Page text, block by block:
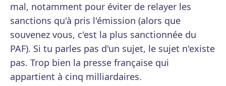
mal, notamment pour éviter de relayer les
sanctions qu'à pris l'émission (alors que
souvenez vous, c'est la plus sanctionnée du
PAF). Si tu parles pas d'un sujet, le sujet n'existe
pas. Trop bien la presse française qui
appartient à cinq milliardaires.